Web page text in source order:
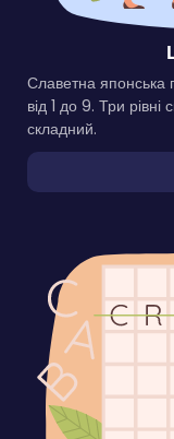
Славетна японська
від 1 до 9. Три рівні
складний.